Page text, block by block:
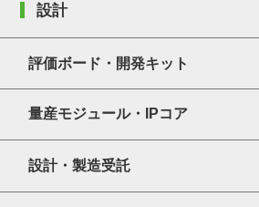
設計
評価ボード・開発キット
量産モジュール・IPコア
設計・製造受託